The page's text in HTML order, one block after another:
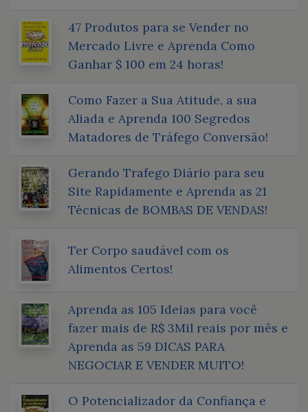
47 Produtos para se Vender no
Mercado Livre e Aprenda Como
Ganhar $ 100 em 24 horas!
Como Fazer a Sua Atitude, a sua
Aliada e Aprenda 100 Segredos
Matadores de Tráfego Conversão!
Gerando Trafego Diário para seu
Site Rapidamente e Aprenda as 21
Técnicas de BOMBAS DE VENDAS!
Ter Corpo saudável com os
Alimentos Certos!
Aprenda as 105 Ideias para você
fazer mais de R$ 3Mil reais por mês e
Aprenda as 59 DICAS PARA
NEGOCIAR E VENDER MUITO!
O Potencializador da Confiança e